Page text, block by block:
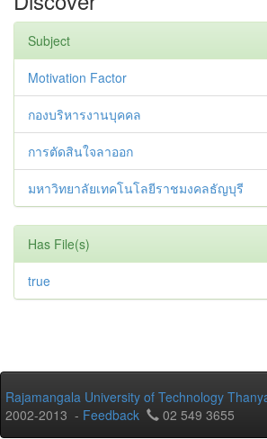
Subject
Motivation Factor
กองบริหารงานบุคคล
การตัดสินใจลาออก
มหาวิทยาลัยเทคโนโลยีราชมงคลธัญบุรี
Has File(s)
true
Rajamangala University of Technology
2002-2013 - Feedback 02 549 3655